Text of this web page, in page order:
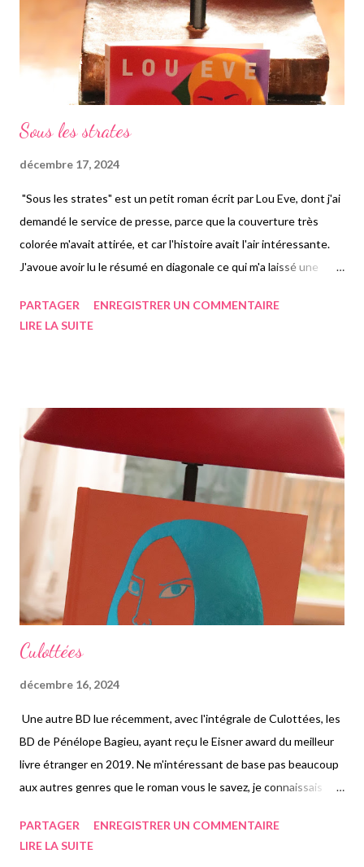
Sous les strates
décembre 17, 2024
"Sous les strates" est un petit roman écrit par Lou Eve, dont j'ai
demandé le service de presse, parce que la couverture très
colorée m'avait attirée, et car l'histoire avait l'air intéressante.
J'avoue avoir lu le résumé en diagonale ce qui m'a laissé une
lu au boulot. Je voulais un roman court, qui soit facile à lire ainsi
voyager dans ces 250 pages, entre un village des Vosges, à Sète
dans le sud où ses parents déménagent ensuite, jusqu'à Lyon
où vit Linh pour ses études, en passant par Shanghai et
Bangkok où elle fait des stages puis travaille jusqu'à Hô- Chi
Minh où vit sa famille biologique. Une lecture riche et dense,
PARTAGER
ENREGISTRER UN COMMENTAIRE
LIRE LA SUITE
Culottées
décembre 16, 2024
Une autre BD lue récemment, avec l'intégrale de Culottées, les
BD de Pénélope Bagieu, ayant reçu le Eisner award du meilleur
livre étranger en 2019. Ne m'intéressant de base pas beaucoup
aux autres genres que le roman vous le savez, je connaissais
lues de près ou de loin. Ca a été donc une réelle découverte
PARTAGER
ENREGISTRER UN COMMENTAIRE
LIRE LA SUITE